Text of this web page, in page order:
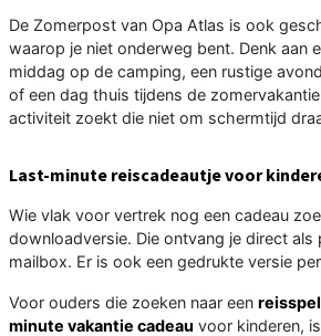
De Zomerpost van Opa Atlas is ook
waarop je niet onderweg bent. Denk aan
middag op de camping, een rustige
of een dag thuis tijdens de
activiteit zoekt die niet om schermtijd
Last-minute reiscadeautje voor
Wie vlak voor vertrek nog een cadeau
downloadversie. Die ontvang je direct als
mailbox. Er is ook een gedrukte versie
Voor ouders die zoeken naar een
minute vakantie cadeau voor kinderen,